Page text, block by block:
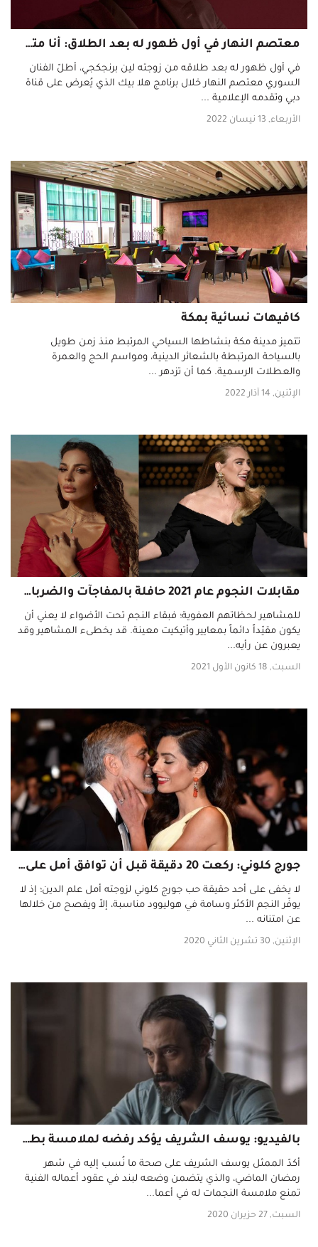
معتصم النهار في أول ظهور له بعد الطلاق: أنا متعب
في أول ظهور له بعد طلاقه من زوجته لين برنجكجي، أطلّ الفنان
السوري معتصم النهار خلال برنامج هلا بيك الذي يُعرض على قناة
دبي وتقدمه الإعلامية ...
الأربعاء, 13 نيسان 2022
كافيهات نسائية بمكة
تتميز مدينة مكة بنشاطها السياحي المرتبط منذ زمن طويل
بالسياحة المرتبطة بالشعائر الدينية، ومواسم الحج والعمرة
والعطلات الرسمية. كما أن تزدهر ...
الإثنين, 14 آذار 2022
مقابلات النجوم عام 2021 حافلة بالمفاجآت والضربات الإعلامية
للمشاهير لحظاتهم العفوية؛ فبقاء النجم تحت الأضواء لا يعني أن
يكون مقيّداً دائماً بمعايير وأتيكيت معينة. قد يخطىء المشاهير وقد
يعبرون عن رأيه...
السبت, 18 كانون الأول 2021
جورج كلوني: ركعت 20 دقيقة قبل أن توافق أمل على الزواج بي
لا يخفى على أحد حقيقة حب جورج كلوني لزوجته أمل علم الدين؛ إذ لا
يوفّر النجم الأكثر وسامة في هوليوود مناسبة، إلاّ ويفصح من خلالها
عن امتنانه ...
الإثنين, 30 تشرين الثاني 2020
بالفيديو: يوسف الشريف يؤكد رفضه لملامسة بطلات أعماله بسبب والديه
أكدّ الممثل يوسف الشريف على صحة ما نُسب إليه في شهر
رمضان الماضي، والذي يتضمن وضعه لبند في عقود أعماله الفنية
تمنع ملامسة النجمات له في أعما...
السبت, 27 حزيران 2020